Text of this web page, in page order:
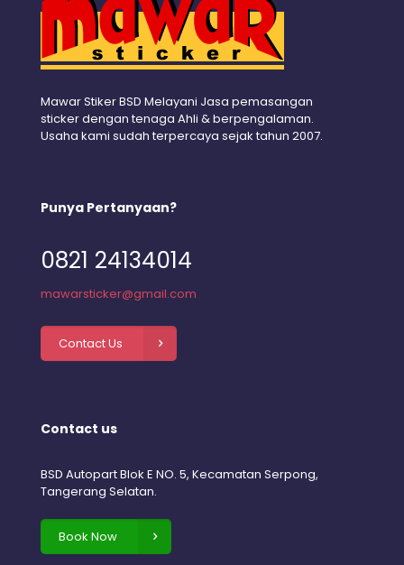
Mawar Stiker BSD Melayani Jasa pemasangan
sticker dengan tenaga Ahli & berpengalaman.
Usaha kami sudah terpercaya sejak tahun 2007.
Punya Pertanyaan?
0821 24134014
mawarsticker@gmail.com
Contact Us
Contact us
BSD Autopart Blok E NO. 5, Kecamatan Serpong,
Tangerang Selatan.
Book Now